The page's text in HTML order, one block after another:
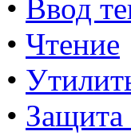
• Ввод
• Чтение
•
•